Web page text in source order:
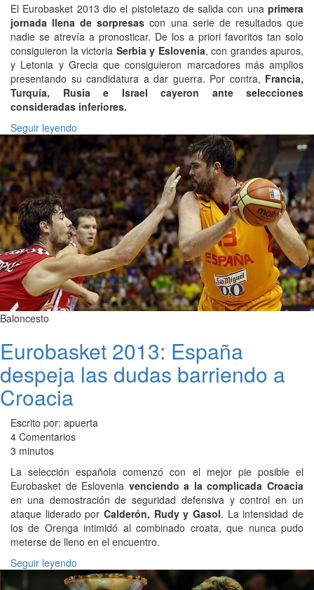
El Eurobasket 2013 dio el pistoletazo de salida con una primera
jornada llena de sorpresas con una serie de resultados que
nadie se atrevía a pronosticar. De los a priori favoritos tan solo
consiguieron la victoria Serbia y Eslovenia, con grandes apuros,
y Letonia y Grecia que consiguieron marcadores más amplios
presentando su candidatura a dar guerra. Por contra, Francia,
Turquía, Rusia e Israel cayeron ante selecciones
consideradas inferiores.
Seguir leyendo
Baloncesto
Eurobasket 2013: España
despeja las dudas barriendo a
Croacia
Escrito por: apuerta
4 Comentarios
3 minutos
La selección española comenzó con el mejor pie posible el
Eurobasket de Eslovenia venciendo a la complicada Croacia
en una demostración de seguridad defensiva y control en un
ataque liderado por Calderón, Rudy y Gasol. La intensidad de
los de Orenga intimidó al combinado croata, que nunca pudo
meterse de lleno en el encuentro.
Seguir leyendo